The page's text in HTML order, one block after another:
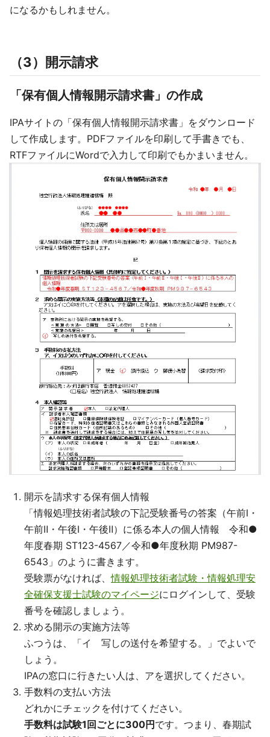
になるかもしれません。
（3）開示請求
「保有個人情報開示請求書」の作成
IPAサイトの「保有個人情報開示請求書」をダウンロード
して作成します。PDFファイルを印刷して手書きでも、
RTFファイルにWordで入力して印刷でもかまいません。
開示を請求する保有個人情報
「情報処理技術者試験の下記受験番号の答案（午前Ⅰ・
午前Ⅱ・午後Ⅰ・午後Ⅱ）に係る本人の個人情報 令和●
年度春期 ST123-4567／令和●年度秋期 PM987-
6543」のように書きます。
受験票がなければ、情報処理技術者試験・情報処理安
全確保支援士試験のマイページにログインして、受験
番号を確認しましょう。
求める開示の実施方法等
ふつうは、「イ 写しの送付を希望する。」でよいで
しょう。
IPAの窓口に行きたい人は、アを選択してください。
手数料の支払い方法
どれかにチェックを付けてください。
手数料は試験1回ごとに300円 です。つまり、春期試